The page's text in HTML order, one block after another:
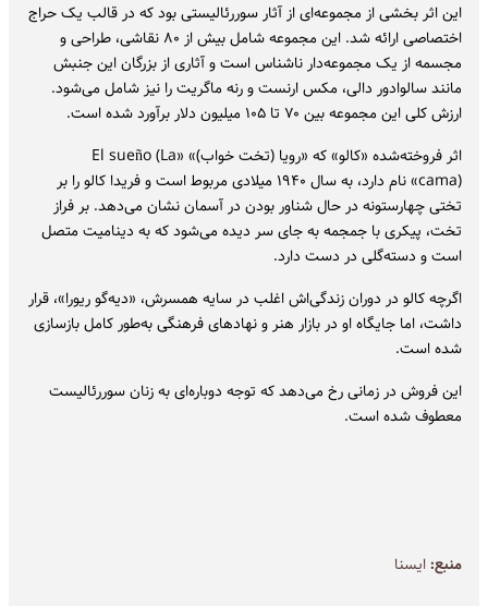
این اثر بخشی از مجموعه‌ای از آثار سوررئالیستی بود که در قالب یک حراج
اختصاصی ارائه شد. این مجموعه شامل بیش از ۸۰ نقاشی، طراحی و
مجسمه از یک مجموعه‌دار ناشناس است و آثاری از بزرگان این جنبش
مانند سالوادور دالی، مکس ارنست و رنه ماگریت را نیز شامل می‌شود.
ارزش کلی این مجموعه بین ۷۰ تا ۱۰۵ میلیون دلار برآورد شده است.
اثر فروخته‌شده «کالو» که «رویا (تخت‌ خواب)» «El sueño (La
cama)» نام دارد، به سال ۱۹۴۰ میلادی مربوط است و فریدا کالو را بر
تختی چهارستونه در حال شناور بودن در آسمان نشان می‌دهد. بر فراز
تخت، پیکری با جمجمه به جای سر دیده می‌شود که به دینامیت متصل
است و دسته‌گلی در دست دارد.
اگرچه کالو در دوران زندگی‌اش اغلب در سایه همسرش، «دیه‌گو ریورا»، قرار
داشت، اما جایگاه او در بازار هنر و نهادهای فرهنگی به‌طور کامل بازسازی
شده است.
این فروش در زمانی رخ می‌دهد که توجه دوباره‌ای به زنان سوررئالیست
معطوف شده است.
منبع:ايسنا